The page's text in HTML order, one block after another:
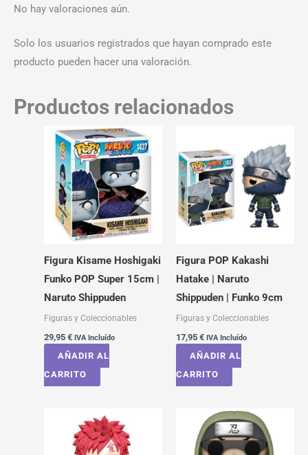
No hay valoraciones aún.
Solo los usuarios registrados que hayan comprado este
producto pueden hacer una valoración.
Productos relacionados
Figura Kisame Hoshigaki
Funko POP Super 15cm |
Naruto Shippuden
Figuras y Coleccionables
29,95 € IVA Incluído
AÑADIR AL
CARRITO
Figura POP Kakashi
Hatake | Naruto
Shippuden | Funko 9cm
Figuras y Coleccionables
17,95 € IVA Incluído
AÑADIR AL
CARRITO